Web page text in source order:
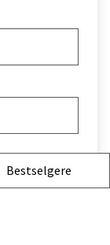
Bestselgere